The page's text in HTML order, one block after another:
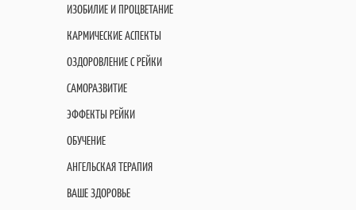
ИЗОБИЛИЕ И ПРОЦВЕТАНИЕ
КАРМИЧЕСКИЕ АСПЕКТЫ
ОЗДОРОВЛЕНИЕ С РЕЙКИ
САМОРАЗВИТИЕ
ЭФФЕКТЫ РЕЙКИ
ОБУЧЕНИЕ
АНГЕЛЬСКАЯ ТЕРАПИЯ
ВАШЕ ЗДОРОВЬЕ